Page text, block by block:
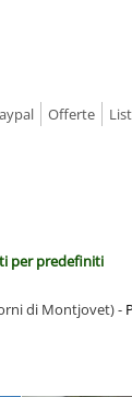
Offerte
per predefiniti
di Montjovet) -